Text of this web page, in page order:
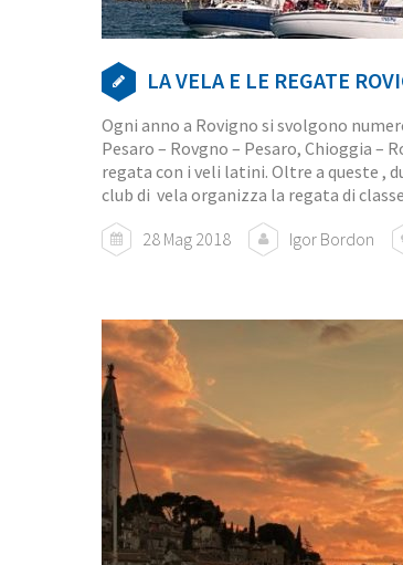
LA VELA E LE REGATE
Ogni anno a Rovigno si svolgono
Pesaro – Rovgno – Pesaro, Chioggia –
regata con i veli latini. Oltre a queste ,
club di vela organizza la regata di
28 Mag 2018
Igor Bordon